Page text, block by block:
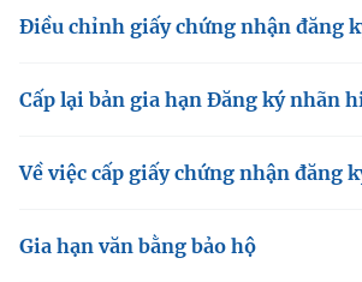
Giám đốc Trung tâm Truyền thông Khoa học
Liên hệ
Điện thoại: 024 3936 9506
Email:stc@mst.gov.vn
(Ghi rõ nguồn "https://mst.gov.vn" khi phát
Điều chỉnh giấy chứng nhận đăng
Cấp lại bản gia hạn Đăng ký nhãn
Về việc cấp giấy chứng nhận đăng
Gia hạn văn bằng bảo hộ